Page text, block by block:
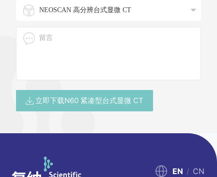
立即下载N60 紧凑型台式显微 CT
EN / CN